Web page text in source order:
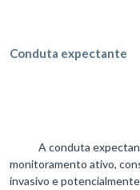
Conduta expectante
A conduta
monitoramento ativo,
invasivo e